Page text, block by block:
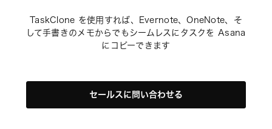
TaskClone を使用すれば、Evernote、OneNote、そ
して手書きのメモからでもシームレスにタスクを Asana
にコピーできます
セールスに問い合わせる